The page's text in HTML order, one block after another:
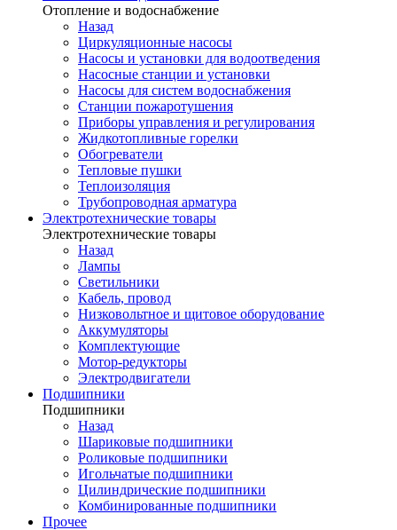
Отопление и водоснабжение
Назад
Циркуляционные насосы
Насосы и установки для водоотведения
Насосные станции и установки
Насосы для систем водоснабжения
Станции пожаротушения
Приборы управления и регулирования
Жидкотопливные горелки
Обогреватели
Тепловые пушки
Теплоизоляция
Трубопроводная арматура
Электротехнические товары
Электротехнические товары
Назад
Лампы
Светильники
Кабель, провод
Низковольтное и щитовое оборудование
Аккумуляторы
Комплектующие
Мотор-редукторы
Электродвигатели
Подшипники
Подшипники
Назад
Шариковые подшипники
Роликовые подшипники
Игольчатые подшипники
Цилиндрические подшипники
Комбинированные подшипники
Прочее